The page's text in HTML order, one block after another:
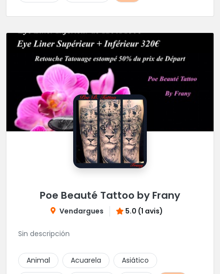
Poe Beauté Tattoo by Frany
Vendargues 5.0 (1 avis)
Sin descripción
Animal Acuarela
Asiático